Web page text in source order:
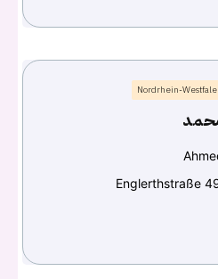
Nordrhein-
Englerthstraße